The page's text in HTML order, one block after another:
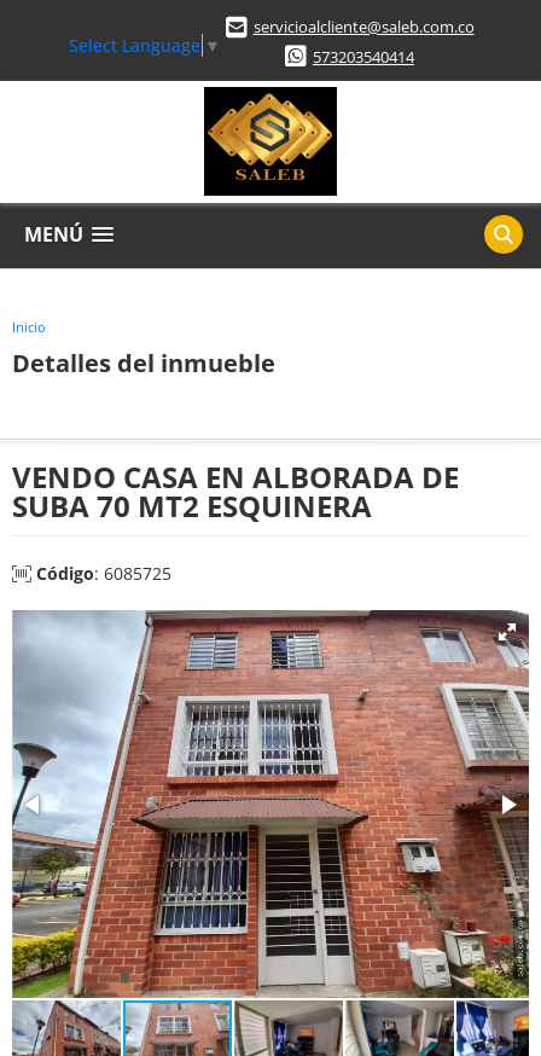
Select Language ▼
servicioalcliente@saleb.com.co
573203540414
MENÚ
Inicio
Detalles del inmueble
VENDO CASA EN ALBORADA DE
SUBA 70 MT2 ESQUINERA
Código: 6085725